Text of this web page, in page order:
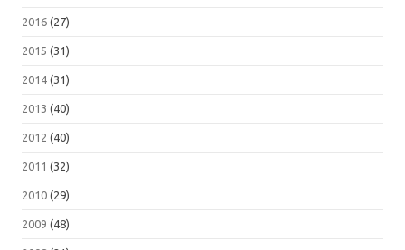
2016 (27)
2015 (31)
2014 (31)
2013 (40)
2012 (40)
2011 (32)
2010 (29)
2009 (48)